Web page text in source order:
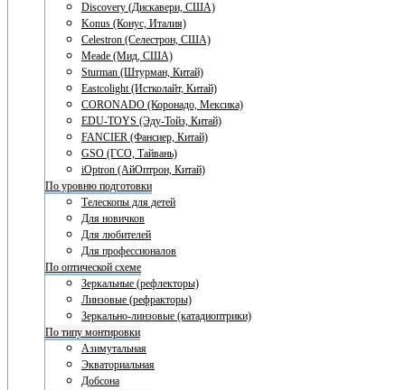
Discovery (Дискавери, США)
Konus (Конус, Италия)
Celestron (Селестрон, США)
Meade (Мид, США)
Sturman (Штурман, Китай)
Eastcolight (Истколайт, Китай)
CORONADO (Коронадо, Мексика)
EDU-TOYS (Эду-Тойз, Китай)
FANCIER (Фансиер, Китай)
GSO (ГСО, Тайвань)
iOptron (АйОптрон, Китай)
По уровню подготовки
Телескопы для детей
Для новичков
Для любителей
Для профессионалов
По оптической схеме
Зеркальные (рефлекторы)
Линзовые (рефракторы)
Зеркально-линзовые (катадиоптрики)
По типу монтировки
Азимутальная
Экваториальная
Добсона